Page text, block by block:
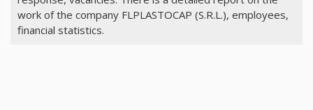
work of the company FLPLASTOCAP (S.R.L.), employees,
financial statistics.